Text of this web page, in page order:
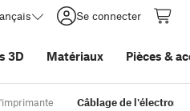
Se connecter
3D Matériaux Pièces &
Câblage de